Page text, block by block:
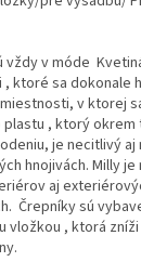
v móde
ktoré sa dokonale
v ktorej
, ktorý
je necitlivý aj
hnojivách. Milly
aj
Črepníky sú
vložkou , ktorá